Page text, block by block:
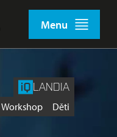
účet Menu
LANDIA
Workshop Děti